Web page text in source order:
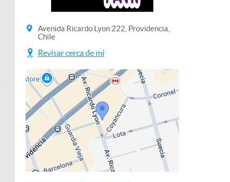
Avenida Ricardo Lyon 222, Providencia,
Chile
Revisar cerca de mí